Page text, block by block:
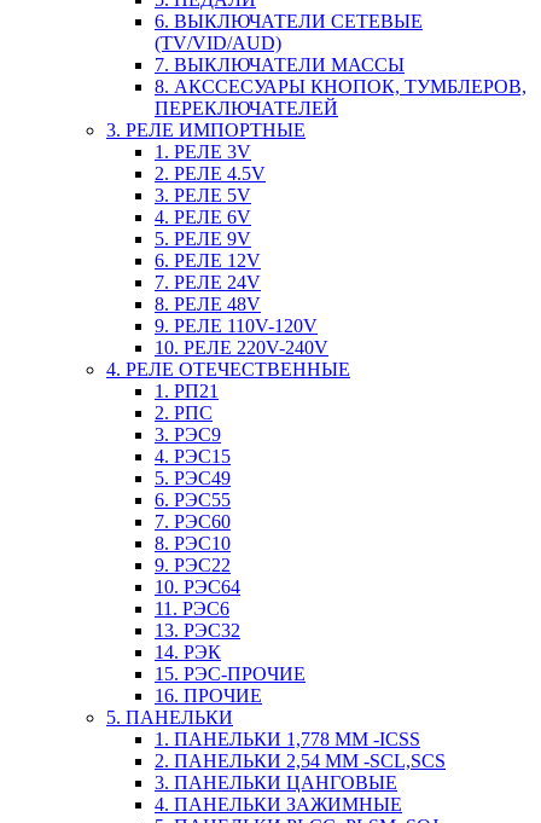
6. ВЫКЛЮЧАТЕЛИ СЕТЕВЫЕ
(TV/VID/AUD)
7. ВЫКЛЮЧАТЕЛИ МАССЫ
8. АКССЕСУАРЫ КНОПОК, ТУМБЛЕРОВ,
ПЕРЕКЛЮЧАТЕЛЕЙ
3. РЕЛЕ ИМПОРТНЫЕ
1. РЕЛЕ 3V
2. РЕЛЕ 4.5V
3. РЕЛЕ 5V
4. РЕЛЕ 6V
5. РЕЛЕ 9V
6. РЕЛЕ 12V
7. РЕЛЕ 24V
8. РЕЛЕ 48V
9. РЕЛЕ 110V-120V
10. РЕЛЕ 220V-240V
4. РЕЛЕ ОТЕЧЕСТВЕННЫЕ
1. РП21
2. РПС
3. РЭС9
4. РЭС15
5. РЭС49
6. РЭС55
7. РЭС60
8. РЭС10
9. РЭС22
10. РЭС64
11. РЭС6
13. РЭС32
14. РЭК
15. РЭС-ПРОЧИЕ
16. ПРОЧИЕ
5. ПАНЕЛЬКИ
1. ПАНЕЛЬКИ 1,778 ММ -ICSS
2. ПАНЕЛЬКИ 2,54 ММ -SCL,SCS
3. ПАНЕЛЬКИ ЦАНГОВЫЕ
4. ПАНЕЛЬКИ ЗАЖИМНЫЕ